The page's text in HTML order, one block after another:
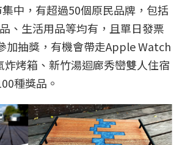
中，有超過50個原民品牌，包括
、生活用品等均有，且單日發票
加抽獎，有機會帶走Apple Watch
炸烤箱、新竹湯迴廊秀巒雙人住宿
種獎品。